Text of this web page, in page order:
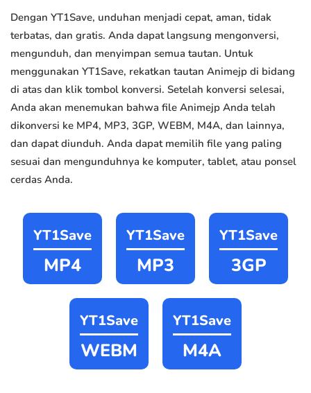
Dengan YT1Save, unduhan menjadi cepat, aman, tidak
terbatas, dan gratis. Anda dapat langsung mengonversi,
mengunduh, dan menyimpan semua tautan. Untuk
menggunakan YT1Save, rekatkan tautan Animejp di bidang
di atas dan klik tombol konversi. Setelah konversi selesai,
Anda akan menemukan bahwa file Animejp Anda telah
dikonversi ke MP4, MP3, 3GP, WEBM, M4A, dan lainnya,
dan dapat diunduh. Anda dapat memilih file yang paling
sesuai dan mengunduhnya ke komputer, tablet, atau ponsel
cerdas Anda.
YT1Save
MP4
YT1Save
MP3
YT1Save
3GP
YT1Save
WEBM
YT1Save
M4A